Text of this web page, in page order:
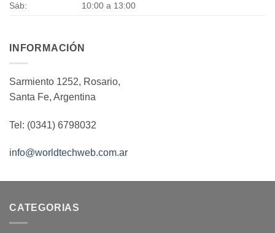
Sáb: 10:00 a 13:00
INFORMACIÓN
Sarmiento 1252, Rosario,
Santa Fe, Argentina
Tel: (0341) 6798032
info@worldtechweb.com.ar
CATEGORIAS